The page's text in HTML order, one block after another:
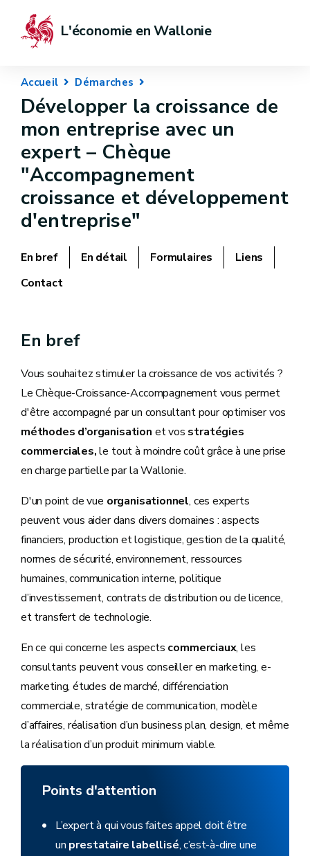
L'économie en Wallonie
Accueil Démarches
Développer la croissance de
mon entreprise avec un
expert – Chèque
"Accompagnement
croissance et développement
d'entreprise"
En bref En détail Formulaires
Liens
Contact
En bref
Vous souhaitez stimuler la croissance de vos activités ?
Le Chèque-Croissance-Accompagnement vous permet
d'être accompagné par un consultant pour optimiser vos
méthodes d’organisation et vos stratégies
commerciales,le tout à moindre coût grâce à une prise
en charge partielle par la Wallonie.
D'un point de vue organisationnel, ces experts
peuvent vous aider dans divers domaines : aspects
financiers, production et logistique, gestion de la qualité,
normes de sécurité, environnement, ressources
humaines, communication interne, politique
d’investissement, contrats de distribution ou de licence,
et transfert de technologie.
En ce qui concerne les aspects commerciaux, les
consultants peuvent vous conseiller en marketing, e-
marketing, études de marché, différenciation
commerciale, stratégie de communication, modèle
d’affaires, réalisation d’un business plan, design, et même
la réalisation d’un produit minimum viable.
Points d'attention
L’expert à qui vous faites appel doit être
un prestataire labellisé, c’est-à-dire une